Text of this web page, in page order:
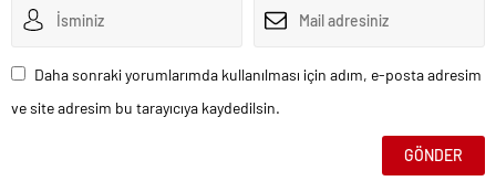
Daha sonraki yorumlarımda kullanılması için adım, e-posta adresim
ve site adresim bu tarayıcıya kaydedilsin.